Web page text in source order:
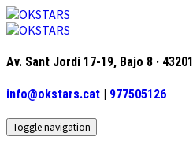
Av. Sant Jordi 17-19, Bajo 8 ·
info@okstars.cat | 977505126
Toggle navigation